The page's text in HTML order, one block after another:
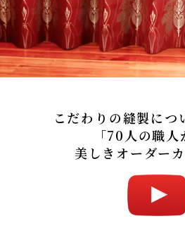
こだわりの縫製につ
「70人の職人
美しきオーダーカ